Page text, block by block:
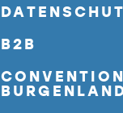
B2B
CONVENTION